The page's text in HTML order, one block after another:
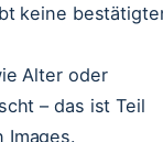
keine
Alter oder
– das ist Teil